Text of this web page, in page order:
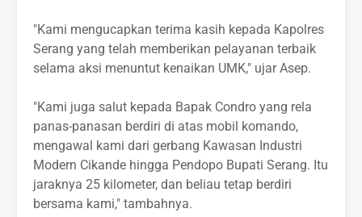
‎"Kami mengucapkan terima kasih kepada Kapolres
Serang yang telah memberikan pelayanan terbaik
selama aksi menuntut kenaikan UMK," ujar Asep.
‎"Kami juga salut kepada Bapak Condro yang rela
panas-panasan berdiri di atas mobil komando,
mengawal kami dari gerbang Kawasan Industri
Modern Cikande hingga Pendopo Bupati Serang. Itu
jaraknya 25 kilometer, dan beliau tetap berdiri
bersama kami," tambahnya.